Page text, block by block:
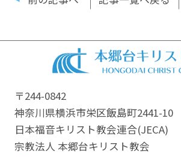
〒244-0842
神奈川県横浜市栄区飯島町2441-10
日本福音キリスト教会連合​(JECA)
宗教法人 本郷台キリスト教会